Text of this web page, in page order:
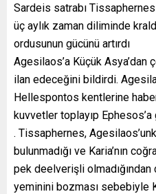
Sardeis satrabı
üç aylık zaman diliminde
ordusunun gücünü artırdı
Agesilaos’a Küçük
ilan edeceğini bildirdi.
Hellespontos kentlerine
kuvvetler toplayıp
. Tissaphernes,
bulunmadığı ve Karia’nın
pek deelverişli olmadığından
yeminini bozması sebebiyle